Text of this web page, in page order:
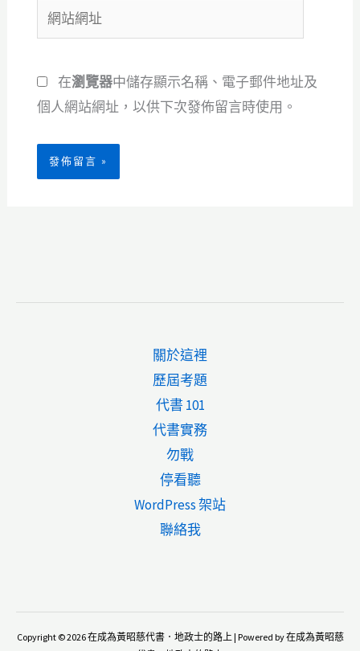
件
地
*
網
站
址
在瀏覽器中儲存顯示名稱、電子郵件地址及
個人網站網址，以供下次發佈留言時使用。
關於這裡
歷屆考題
代書 101
代書實務
勿戰
停看聽
WordPress 架站
聯絡我
Copyright © 2026 在成為黃昭慈代書．地政士的路上 | Powered by 在成為黃昭慈